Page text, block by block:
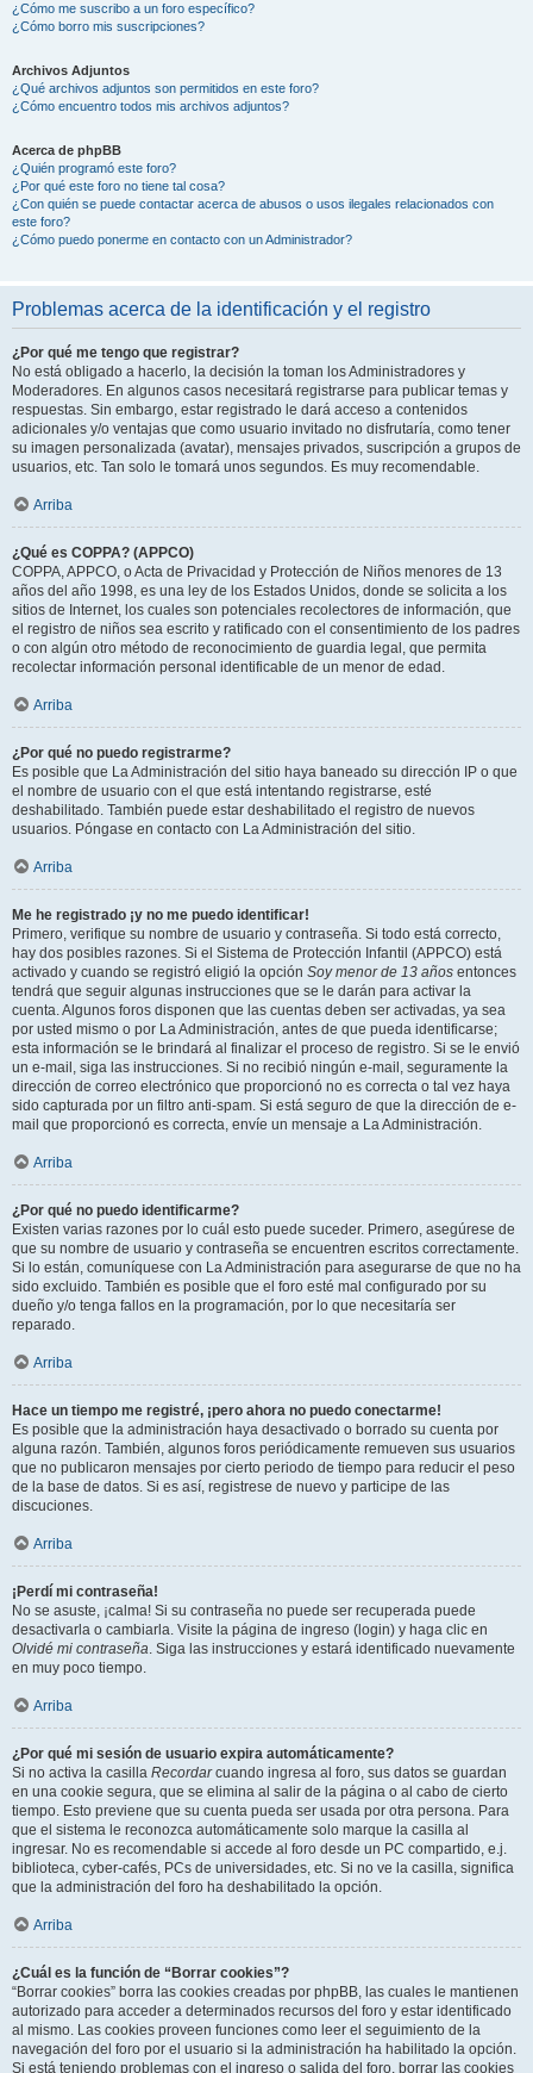
¿Cómo me suscribo a un foro específico?
¿Cómo borro mis suscripciones?
Archivos Adjuntos
¿Qué archivos adjuntos son permitidos en este foro?
¿Cómo encuentro todos mis archivos adjuntos?
Acerca de phpBB
¿Quién programó este foro?
¿Por qué este foro no tiene tal cosa?
¿Con quién se puede contactar acerca de abusos o usos ilegales relacionados con
este foro?
¿Cómo puedo ponerme en contacto con un Administrador?
Problemas acerca de la identificación y el registro
¿Por qué me tengo que registrar?
No está obligado a hacerlo, la decisión la toman los Administradores y
Moderadores. En algunos casos necesitará registrarse para publicar temas y
respuestas. Sin embargo, estar registrado le dará acceso a contenidos
adicionales y/o ventajas que como usuario invitado no disfrutaría, como tener
su imagen personalizada (avatar), mensajes privados, suscripción a grupos de
usuarios, etc. Tan solo le tomará unos segundos. Es muy recomendable.
Arriba
¿Qué es COPPA? (APPCO)
COPPA, APPCO, o Acta de Privacidad y Protección de Niños menores de 13
años del año 1998, es una ley de los Estados Unidos, donde se solicita a los
sitios de Internet, los cuales son potenciales recolectores de información, que
el registro de niños sea escrito y ratificado con el consentimiento de los padres
o con algún otro método de reconocimiento de guardia legal, que permita
recolectar información personal identificable de un menor de edad.
Arriba
¿Por qué no puedo registrarme?
Es posible que La Administración del sitio haya baneado su dirección IP o que
el nombre de usuario con el que está intentando registrarse, esté
deshabilitado. También puede estar deshabilitado el registro de nuevos
usuarios. Póngase en contacto con La Administración del sitio.
Arriba
Me he registrado ¡y no me puedo identificar!
Primero, verifique su nombre de usuario y contraseña. Si todo está correcto,
hay dos posibles razones. Si el Sistema de Protección Infantil (APPCO) está
activado y cuando se registró eligió la opción Soy menor de 13 años entonces
tendrá que seguir algunas instrucciones que se le darán para activar la
cuenta. Algunos foros disponen que las cuentas deben ser activadas, ya sea
por usted mismo o por La Administración, antes de que pueda identificarse;
esta información se le brindará al finalizar el proceso de registro. Si se le envió
un e-mail, siga las instrucciones. Si no recibió ningún e-mail, seguramente la
dirección de correo electrónico que proporcionó no es correcta o tal vez haya
sido capturada por un filtro anti-spam. Si está seguro de que la dirección de e-
mail que proporcionó es correcta, envíe un mensaje a La Administración.
Arriba
¿Por qué no puedo identificarme?
Existen varias razones por lo cuál esto puede suceder. Primero, asegúrese de
que su nombre de usuario y contraseña se encuentren escritos correctamente.
Si lo están, comuníquese con La Administración para asegurarse de que no ha
sido excluido. También es posible que el foro esté mal configurado por su
dueño y/o tenga fallos en la programación, por lo que necesitaría ser
reparado.
Arriba
Hace un tiempo me registré, ¡pero ahora no puedo conectarme!
Es posible que la administración haya desactivado o borrado su cuenta por
alguna razón. También, algunos foros periódicamente remueven sus usuarios
que no publicaron mensajes por cierto periodo de tiempo para reducir el peso
de la base de datos. Si es así, registrese de nuevo y participe de las
discuciones.
Arriba
¡Perdí mi contraseña!
No se asuste, ¡calma! Si su contraseña no puede ser recuperada puede
desactivarla o cambiarla. Visite la página de ingreso (login) y haga clic en
Olvidé mi contraseña. Siga las instrucciones y estará identificado nuevamente
en muy poco tiempo.
Arriba
¿Por qué mi sesión de usuario expira automáticamente?
Si no activa la casilla Recordarcuando ingresa al foro, sus datos se guardan
en una cookie segura, que se elimina al salir de la página o al cabo de cierto
tiempo. Esto previene que su cuenta pueda ser usada por otra persona. Para
que el sistema le reconozca automáticamente solo marque la casilla al
ingresar. No es recomendable si accede al foro desde un PC compartido, e.j.
biblioteca, cyber-cafés, PCs de universidades, etc. Si no ve la casilla, significa
que la administración del foro ha deshabilitado la opción.
Arriba
¿Cuál es la función de “Borrar cookies”?
“Borrar cookies” borra las cookies creadas por phpBB, las cuales le mantienen
autorizado para acceder a determinados recursos del foro y estar identificado
al mismo. Las cookies proveen funciones como leer el seguimiento de la
navegación del foro por el usuario si la administración ha habilitado la opción.
Si está teniendo problemas con el ingreso o salida del foro, borrar las cookies